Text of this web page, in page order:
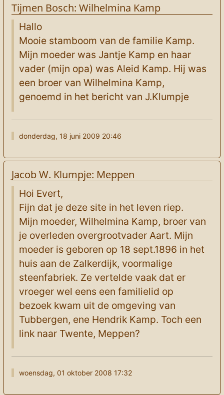
Tijmen Bosch: Wilhelmina Kamp
Hallo
Mooie stamboom van de familie Kamp.
Mijn moeder was Jantje Kamp en haar
vader (mijn opa) was Aleid Kamp. Hij was
een broer van Wilhelmina Kamp,
genoemd in het bericht van J.Klumpje
donderdag, 18 juni 2009 20:46
Jacob W. Klumpje: Meppen
Hoi Evert,
Fijn dat je deze site in het leven riep.
Mijn moeder, Wilhelmina Kamp, broer van
je overleden overgrootvader Aart. Mijn
moeder is geboren op 18 sept.1896 in het
huis aan de Zalkerdijk, voormalige
steenfabriek. Ze vertelde vaak dat er
vroeger wel eens een familielid op
bezoek kwam uit de omgeving van
Tubbergen, ene Hendrik Kamp. Toch een
link naar Twente, Meppen?
woensdag, 01 oktober 2008 17:32